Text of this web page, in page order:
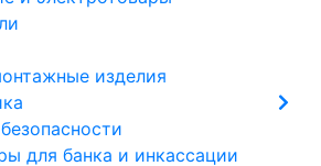
изделия
для банка и инкассации